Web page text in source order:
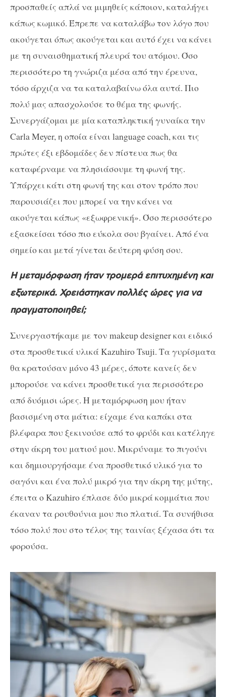
προσπαθείς απλά να μιμηθείς κάποιον, καταλήγει
κάπως κωμικό. Έπρεπε να καταλάβω τον λόγο που
ακούγεται όπως ακούγεται και αυτό έχει να κάνει
με τη συναισθηματική πλευρά του ατόμου. Όσο
περισσότερο τη γνώριζα μέσα από την έρευνα,
τόσο άρχιζα να τα καταλαβαίνω όλα αυτά. Πιο
πολύ μας απασχολούσε το θέμα της φωνής.
Συνεργάζομαι με μία καταπληκτική γυναίκα την
Carla Meyer, η οποία είναι language coach, και τις
πρώτες έξι εβδομάδες δεν πίστευα πως θα
καταφέρναμε να πλησιάσουμε τη φωνή της.
Υπάρχει κάτι στη φωνή της και στον τρόπο που
παρουσιάζει που μπορεί να την κάνει να
ακούγεται κάπως «εξωφρενική». Όσο περισσότερο
εξασκείσαι τόσο πιο εύκολα σου βγαίνει. Από ένα
σημείο και μετά γίνεται δεύτερη φύση σου.
Η μεταμόρφωση ήταν τρομερά επιτυχημένη και
εξωτερικά. Χρειάστηκαν πολλές ώρες για να
πραγματοποιηθεί;
Συνεργαστήκαμε με τον makeup designer και ειδικό
στα προσθετικά υλικά Kazuhiro Tsuji. Τα γυρίσματα
θα κρατούσαν μόνο 43 μέρες, όποτε κανείς δεν
μπορούσε να κάνει προσθετικά για περισσότερο
από δυόμισι ώρες. Η μεταμόρφωση μου ήταν
βασισμένη στα μάτια: είχαμε ένα καπάκι στα
βλέφαρα που ξεκινούσε από το φρύδι και κατέληγε
στην άκρη του ματιού μου. Μικρύναμε το πιγούνι
και δημιουργήσαμε ένα προσθετικό υλικό για το
σαγόνι και ένα πολύ μικρό για την άκρη της μύτης,
έπειτα ο Kazuhiro έπλασε δύο μικρά κομμάτια που
έκαναν τα ρουθούνια μου πιο πλατιά. Τα συνήθισα
τόσο πολύ που στο τέλος της ταινίας ξέχασα ότι τα
φορούσα.